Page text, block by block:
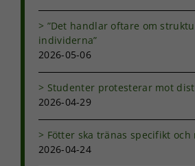
”Det handlar oftare om
individerna”
2026-05-06
Studenter protesterar mot
2026-04-29
Fötter ska tränas specifikt och
2026-04-24